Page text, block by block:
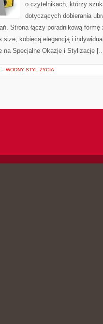
o czytelnikach, którzy
dotyczących dobierania
Strona łączy poradnikową
size, kobiecą elegancją i
na Specjalne Okazje i Stylizacje
WODNY STYL ŻYCIA